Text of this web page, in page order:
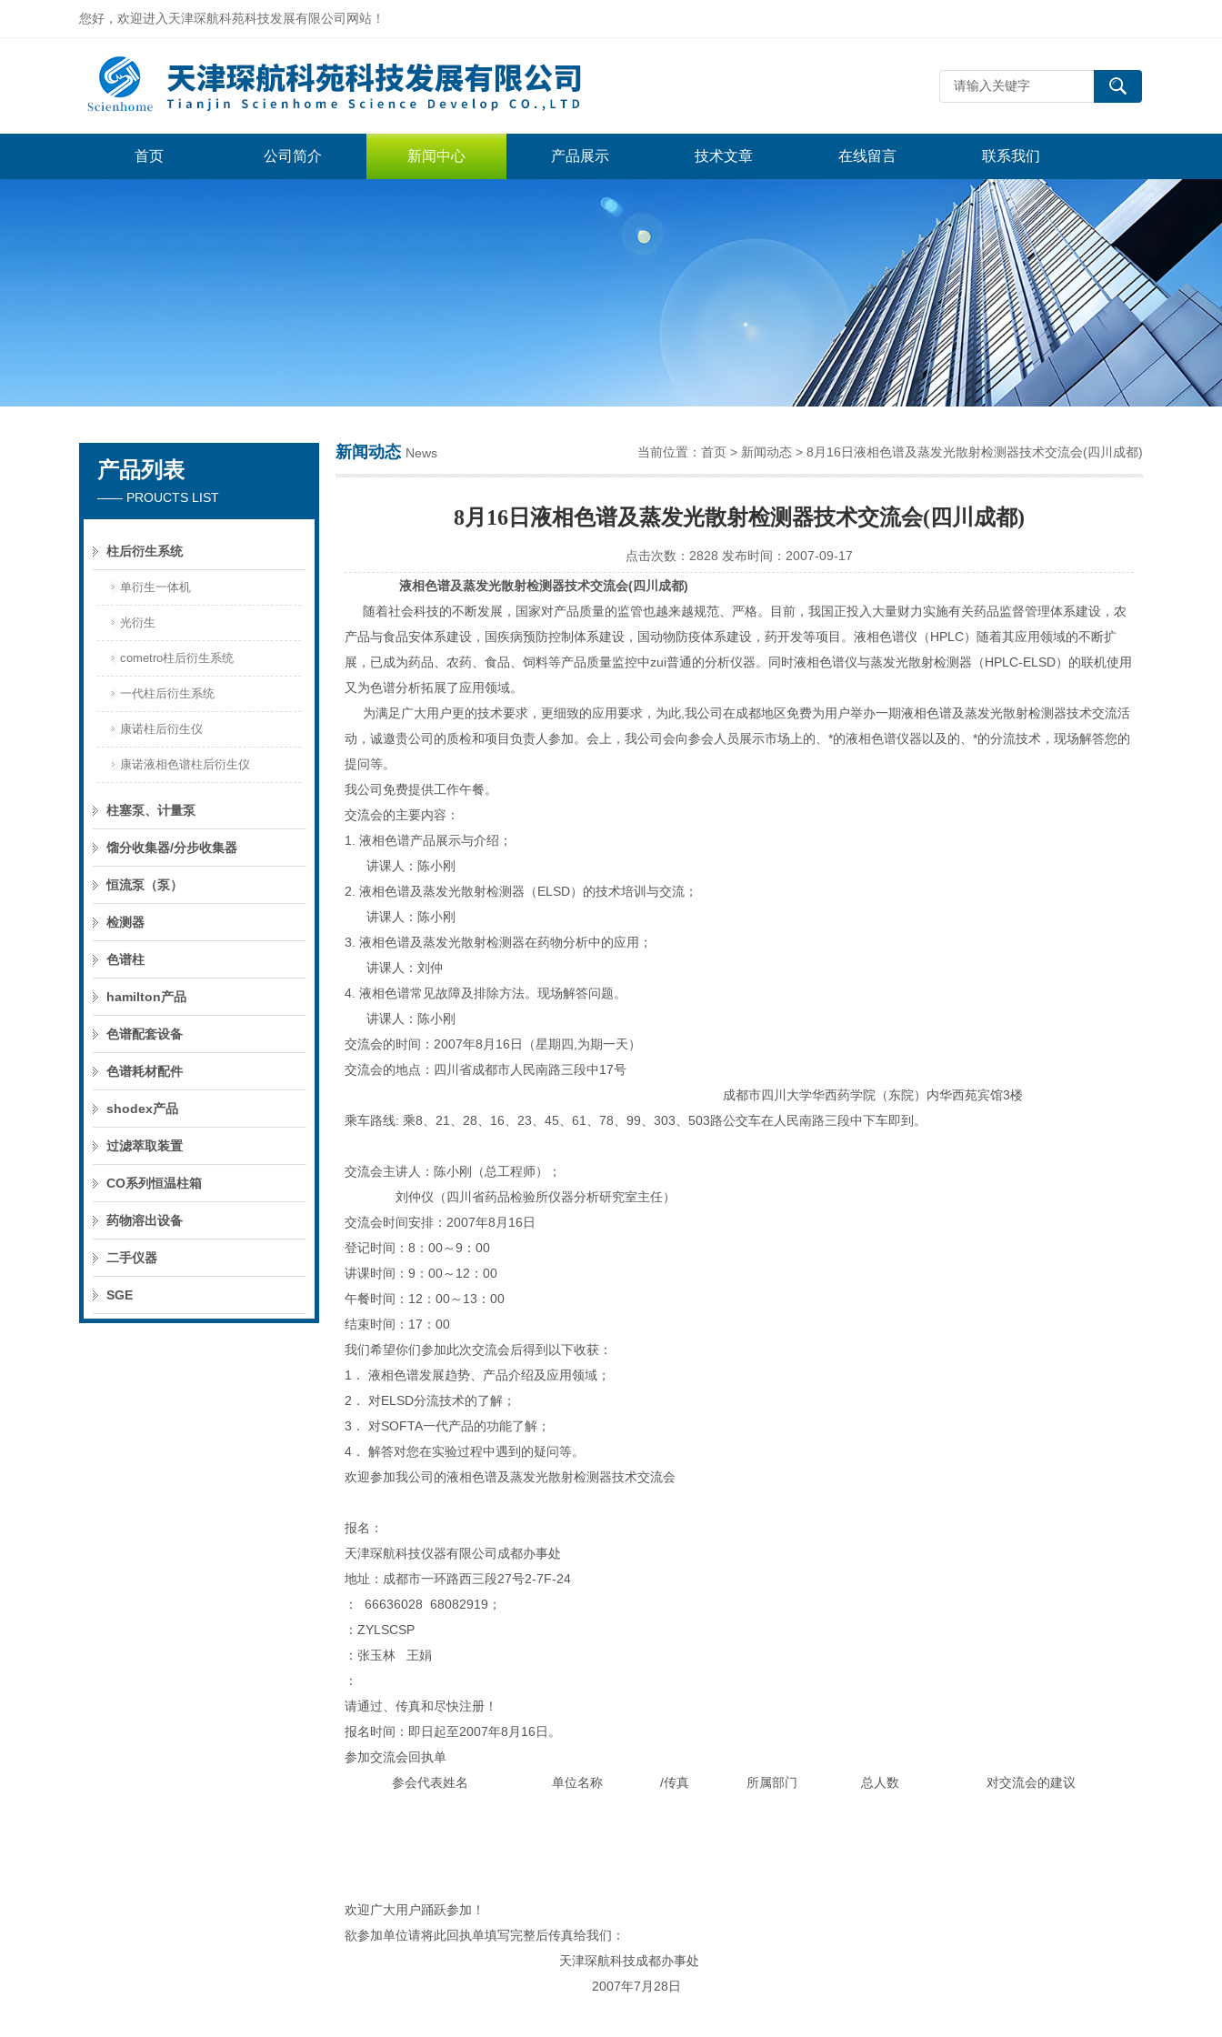
您好，欢迎进入天津琛航科苑科技发展有限公司网站！
天津琛航科苑科技发展有限公司
首页 公司简介 新闻中心 产品展示 技术文章 在线留言 联系我们
产品列表
—— PROUCTS LIST
柱后衍生系统
单衍生一体机
光衍生
cometro柱后衍生系统
一代柱后衍生系统
康诺柱后衍生仪
康诺液相色谱柱后衍生仪
柱塞泵、计量泵
馏分收集器/分步收集器
恒流泵（泵）
检测器
色谱柱
hamilton产品
色谱配套设备
色谱耗材配件
shodex产品
过滤萃取装置
CO系列恒温柱箱
药物溶出设备
二手仪器
SGE
新闻动态 News 当前位置： 首页 > 新闻动态 > 8月16日液相色谱及蒸发光散射检测器技术交流会(四川成都)
8月16日液相色谱及蒸发光散射检测器技术交流会(四川成都)
点击次数：2828 发布时间：2007-09-17
液相色谱及蒸发光散射检测器技术交流会(四川成都)
随着社会科技的不断发展，国家对产品质量的监管也越来越规范、严格。目前，我国正投入大量财力实施有关药品监督管理体系建设，农
产品与食品安体系建设，国疾病预防控制体系建设，国动物防疫体系建设，药开发等项目。液相色谱仪（HPLC）随着其应用领域的不断扩
展，已成为药品、农药、食品、饲料等产品质量监控中zui普通的分析仪器。同时液相色谱仪与蒸发光散射检测器（HPLC-ELSD）的联机使用
又为色谱分析拓展了应用领域。
为满足广大用户更的技术要求，更细致的应用要求，为此,我公司在成都地区免费为用户举办一期液相色谱及蒸发光散射检测器技术交流活
动，诚邀贵公司的质检和项目负责人参加。会上，我公司会向参会人员展示市场上的、*的液相色谱仪器以及的、*的分流技术，现场解答您的
提问等。
我公司免费提供工作午餐。
交流会的主要内容：
1. 液相色谱产品展示与介绍；
讲课人：陈小刚
2. 液相色谱及蒸发光散射检测器（ELSD）的技术培训与交流；
讲课人：陈小刚
3. 液相色谱及蒸发光散射检测器在药物分析中的应用；
讲课人：刘仲
4. 液相色谱常见故障及排除方法。现场解答问题。
讲课人：陈小刚
交流会的时间：2007年8月16日（星期四,为期一天）
交流会的地点：四川省成都市人民南路三段中17号
成都市四川大学华西药学院（东院）内华西苑宾馆3楼
乘车路线: 乘8、21、28、16、23、45、61、78、99、303、503路公交车在人民南路三段中下车即到。
交流会主讲人：陈小刚（总工程师）；
刘仲仪（四川省药品检验所仪器分析研究室主任）
交流会时间安排：2007年8月16日
登记时间：8：00～9：00
讲课时间：9：00～12：00
午餐时间：12：00～13：00
结束时间：17：00
我们希望你们参加此次交流会后得到以下收获：
1． 液相色谱发展趋势、产品介绍及应用领域；
2． 对ELSD分流技术的了解；
3． 对SOFTA一代产品的功能了解；
4． 解答对您在实验过程中遇到的疑问等。
欢迎参加我公司的液相色谱及蒸发光散射检测器技术交流会
报名：
天津琛航科技仪器有限公司成都办事处
地址：成都市一环路西三段27号2-7F-24
： 66636028 68082919；
：ZYLSCSP
：张玉林 王娟
：
请通过、传真和尽快注册！
报名时间：即日起至2007年8月16日。
参加交流会回执单
参会代表姓名
单位名称 /传真 所属部门 总人数 对交流会的建议
欢迎广大用户踊跃参加！
欲参加单位请将此回执单填写完整后传真给我们：
天津琛航科技成都办事处
2007年7月28日